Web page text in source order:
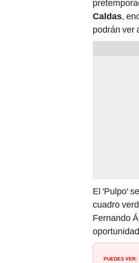
Caldas,
podrán ver
El 'Pulpo'
cuadro
Fernando
PUEDES VER: